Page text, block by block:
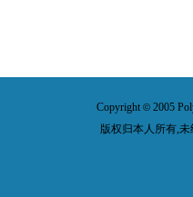
Copyright© 2005
版权归本人所有,